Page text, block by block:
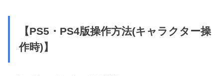
【PS5・PS4版操作方法(キャラクター操
作時)】